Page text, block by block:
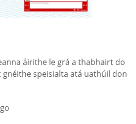
áirithe le grá a thabhairt do
speisialta atá uathúil don